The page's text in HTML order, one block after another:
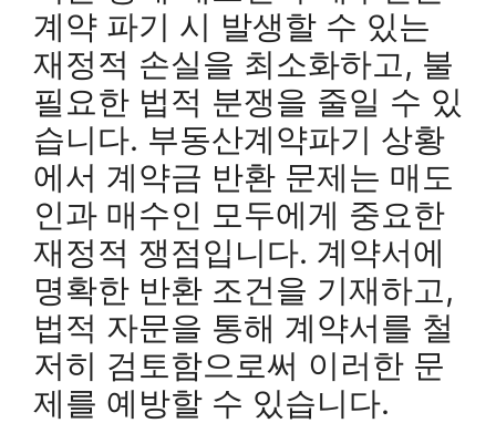
계약 파기 시 발생할 수 있는
재정적 손실을 최소화하고, 불
필요한 법적 분쟁을 줄일 수 있
습니다. 부동산계약파기 상황
에서 계약금 반환 문제는 매도
인과 매수인 모두에게 중요한
재정적 쟁점입니다. 계약서에
명확한 반환 조건을 기재하고,
법적 자문을 통해 계약서를 철
저히 검토함으로써 이러한 문
제를 예방할 수 있습니다.